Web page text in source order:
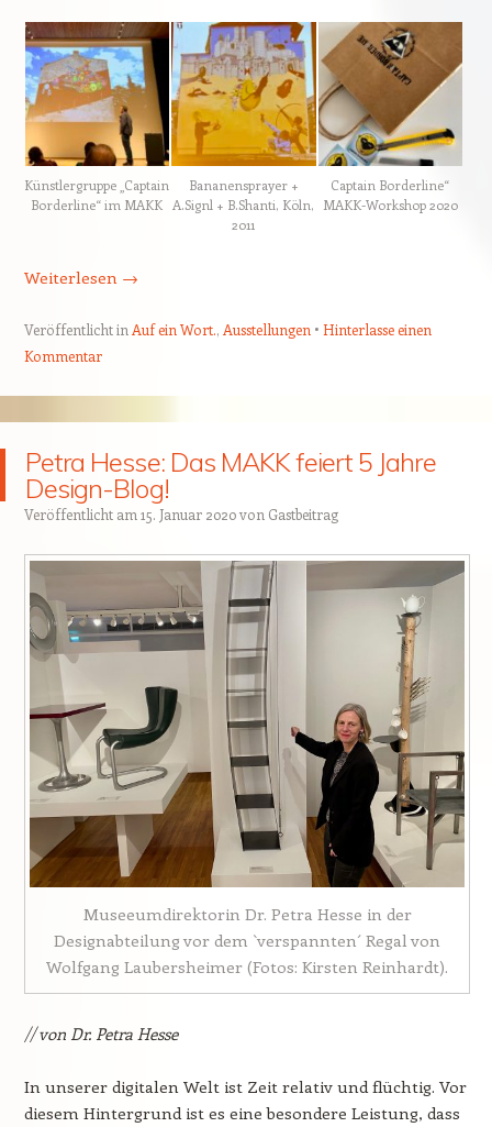
Künstlergruppe „Captain
Borderline“ im MAKK
Bananensprayer +
A.Signl + B.Shanti, Köln,
2011
Captain Borderline“
MAKK-Workshop 2020
Weiterlesen →
Veröffentlicht in Auf ein Wort., Ausstellungen
Hinterlasse einen
Kommentar
Petra Hesse: Das MAKK feiert 5 Jahre
Design-Blog!
Veröffentlicht am 15. Januar 2020von Gastbeitrag
Museeumdirektorin Dr. Petra Hesse in der
Designabteilung vor dem `verspannten´ Regal von
Wolfgang Laubersheimer (Fotos: Kirsten Reinhardt).
// von Dr. Petra Hesse
In unserer digitalen Welt ist Zeit relativ und flüchtig. Vor
diesem Hintergrund ist es eine besondere Leistung, dass